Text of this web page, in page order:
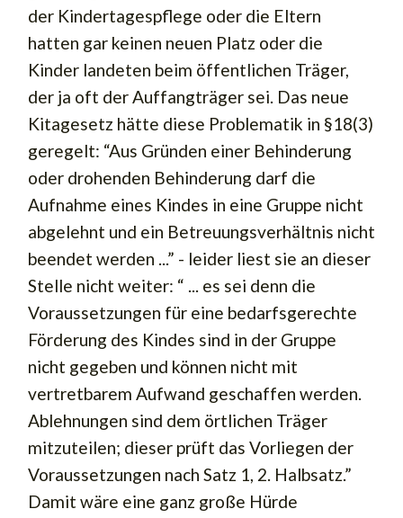
der Kindertagespflege oder die Eltern
hatten gar keinen neuen Platz oder die
Kinder landeten beim öffentlichen Träger,
der ja oft der Auffangträger sei. Das neue
Kitagesetz hätte diese Problematik in §18(3)
geregelt: “Aus Gründen einer Behinderung
oder drohenden Behinderung darf die
Aufnahme eines Kindes in eine Gruppe nicht
abgelehnt und ein Betreuungsverhältnis nicht
beendet werden ...” - leider liest sie an dieser
Stelle nicht weiter: “ ... es sei denn die
Voraussetzungen für eine bedarfsgerechte
Förderung des Kindes sind in der Gruppe
nicht gegeben und können nicht mit
vertretbarem Aufwand geschaffen werden.
Ablehnungen sind dem örtlichen Träger
mitzuteilen; dieser prüft das Vorliegen der
Voraussetzungen nach Satz 1, 2. Halbsatz.”
Damit wäre eine ganz große Hürde